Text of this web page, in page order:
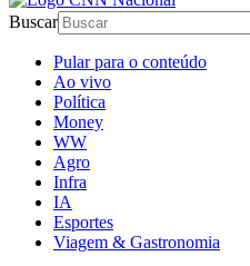
Buscar
Pular para o conteúdo
Ao vivo
Política
Money
WW
Agro
Infra
IA
Esportes
Viagem & Gastronomia